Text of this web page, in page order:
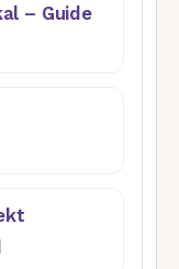
– Guide